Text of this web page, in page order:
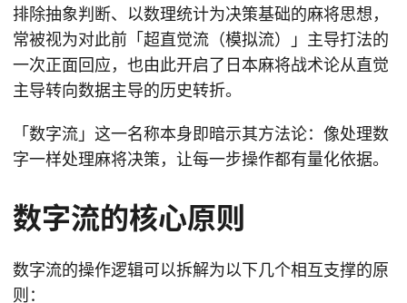
排除抽象判断、以数理统计为决策基础的麻将思想，
常被视为对此前「超直觉流（模拟流）」主导打法的
一次正面回应，也由此开启了日本麻将战术论从直觉
主导转向数据主导的历史转折。
「数字流」这一名称本身即暗示其方法论：像处理数
字一样处理麻将决策，让每一步操作都有量化依据。
数字流的核心原则
数字流的操作逻辑可以拆解为以下几个相互支撑的原
则：